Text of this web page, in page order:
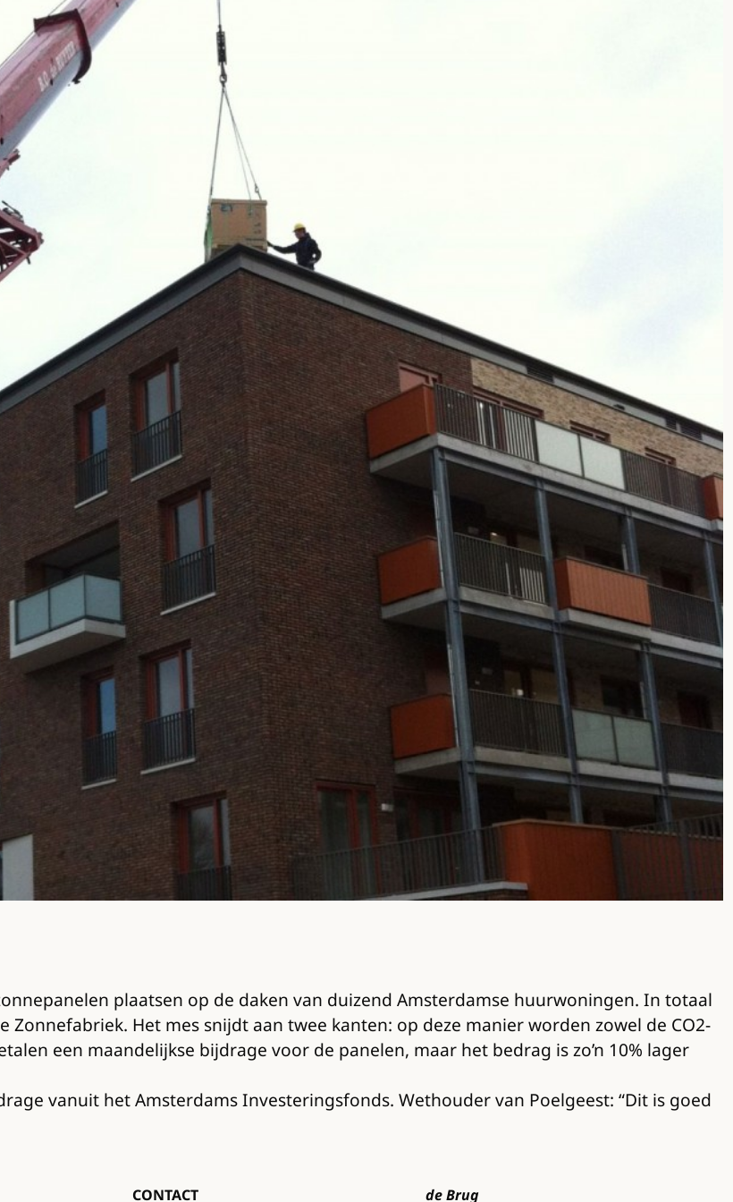
plaatsen op de daken van duizend Amsterdamse huurwoningen. In totaal
Het mes snijdt aan twee kanten: op deze manier worden zowel de CO2-
een maandelijkse bijdrage voor de panelen, maar het bedrag is zo’n 10% lager
vanuit het Amsterdams Investeringsfonds. Wethouder van Poelgeest: “Dit is goed
CONTACT de Brug